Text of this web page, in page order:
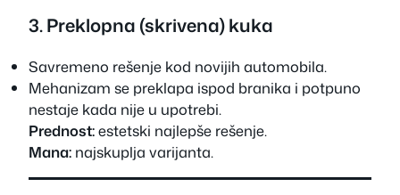
3. Preklopna (skrivena) kuka
Savremeno rešenje kod novijih automobila.
Mehanizam se preklapa ispod branika i potpuno
nestaje kada nije u upotrebi.
Prednost:estetski najlepše rešenje.
Mana: najskuplja varijanta.